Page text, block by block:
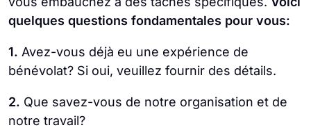
quelques questions fondamentales pour vous:
1. Avez-vous déjà eu une expérience de
bénévolat? Si oui, veuillez fournir des détails.
2. Que savez-vous de notre organisation et de
notre travail?